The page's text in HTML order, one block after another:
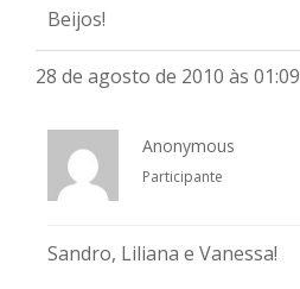
Beijos!
28 de agosto de 2010 às 01:09
Anonymous
Participante
Sandro, Liliana e Vanessa!